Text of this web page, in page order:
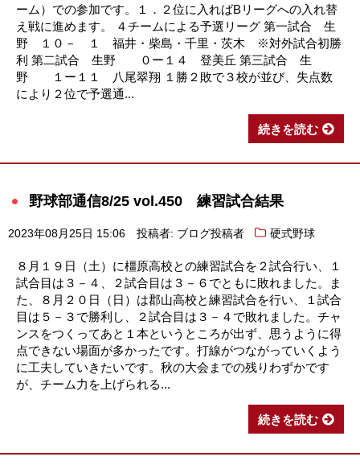
ーム）での参加です。１．２位に入ればBリーグへの入れ替
え戦に進めます。 ４チームによる予選リーグ 第一試合 生
野 １０－ １ 福井・柴島・千里・茨木 ※対外試合初勝
利 第二試合 生野 ０ー１４ 登美丘 第三試合 生
野 １ー１１ 八尾翠翔 １勝２敗で３校が並び、失点数
により２位で予選通...
続きを読む
野球部通信8/25 vol.450 練習試合結果
2023年08月25日 15:06 投稿者: ブログ投稿者 硬式野球
８月１９日（土）に橿原高校との練習試合を２試合行い、１
試合目は３－４、２試合目は３－６でともに敗れました。ま
た、８月２０日（日）は郡山高校と練習試合を行い、１試合
目は５－３で勝利し、２試合目は３－４で敗れました。チャ
ンスをつくってあと１本というところが出ず、思うように得
点できない場面が多かったです。打線がつながっていくよう
に工夫していきたいです。秋の大会までの残りわずかです
が、チーム力を上げられる...
続きを読む